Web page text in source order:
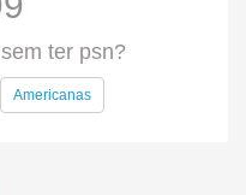
ter psn?
Americanas